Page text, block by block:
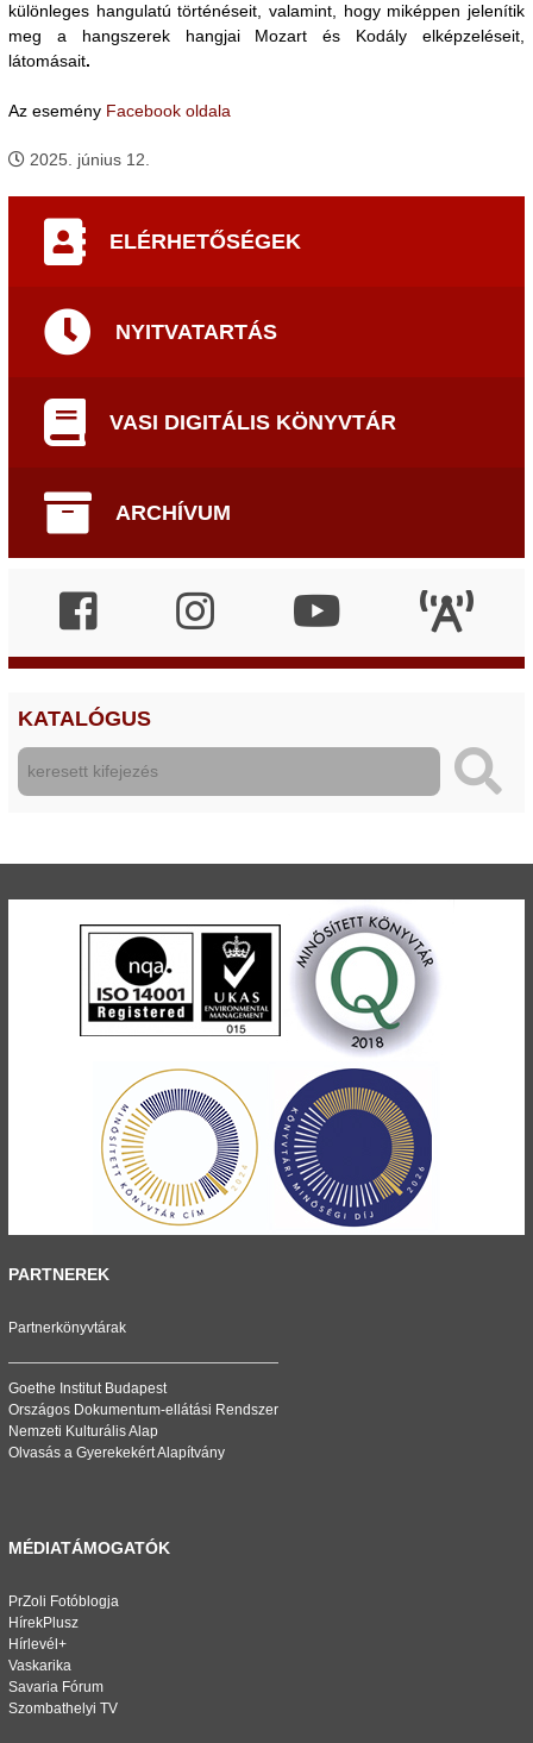
különleges hangulatú történéseit, valamint, hogy miképpen jelenítik
meg a hangszerek hangjai Mozart és Kodály elképzeléseit,
látomásait.
Az esemény Facebook oldala
2025. június 12.
ELÉRHETŐSÉGEK
NYITVATARTÁS
VASI DIGITÁLIS KÖNYVTÁR
ARCHÍVUM
KATALÓGUS
PARTNEREK
Partnerkönyvtárak
Goethe Institut Budapest
Országos Dokumentum-ellátási Rendszer
Nemzeti Kulturális Alap
Olvasás a Gyerekekért Alapítvány
MÉDIATÁMOGATÓK
PrZoli Fotóblogja
HírekPlusz
Hírlevél+
Vaskarika
Savaria Fórum
Szombathelyi TV